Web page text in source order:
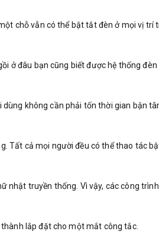
chỗ vẫn có thể bật tắt đèn ở mọi vị trí
ở đâu bạn cũng biết được hệ thống đèn
không cần phải tốn thời gian bận
Tất cả mọi người đều có thể thao tác
nhật truyền thống. Vì vậy, các công
lắp đặt cho một mắt công tắc.